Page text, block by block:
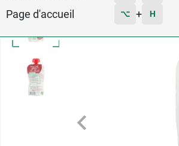
Page d'accueil ⌥ + H